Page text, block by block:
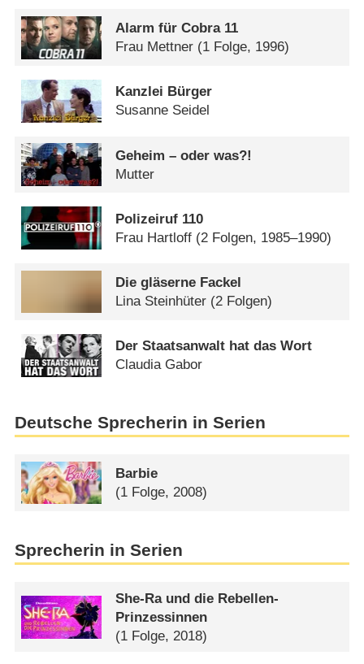
Alarm für Cobra 11
Frau Mettner (1 Folge, 1996)
Kanzlei Bürger
Susanne Seidel
Geheim – oder was?!
Mutter
Polizeiruf 110
Frau Hartloff (2 Folgen, 1985–1990)
Die gläserne Fackel
Lina Steinhüter (2 Folgen)
Der Staatsanwalt hat das Wort
Claudia Gabor
Deutsche Sprecherin in Serien
Barbie
(1 Folge, 2008)
Sprecherin in Serien
She-Ra und die Rebellen-
Prinzessinnen
(1 Folge, 2018)